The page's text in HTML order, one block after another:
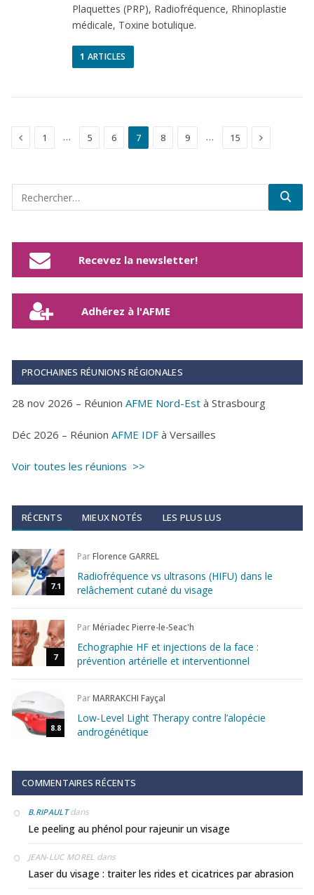
Plaquettes (PRP), Radiofréquence, Rhinoplastie
médicale, Toxine botulique.
1 ARTICLES
Précédent
1 … 5 6 7 8 9 … 15 Suivant
Recevez la newsletter!
Adhérez à l'AFME
PROCHAINES RÉUNIONS RÉGIONALES
28 nov 2026 – Réunion AFME Nord-Est à Strasbourg
Déc 2026 – Réunion AFME IDF à Versailles
Voir toutes les réunions >>
RÉCENTS MIEUX NOTÉS LES PLUS LUS
7.1
ParFlorence GARREL
Radiofréquence vs ultrasons (HIFU) dans le
relâchement cutané du visage
7
ParMériadec Pierre-le-Seac'h
Echographie HF et injections de la face :
prévention artérielle et interventionnel
8.8
ParMARRAKCHI Fayçal
Low-Level Light Therapy contre l’alopécie
androgénétique
COMMENTAIRES RÉCENTS
B.RIPAULTdans
Le peeling au phénol pour rajeunir un visage
JEAN-LUC MOREL dans
Laser du visage : traiter les rides et cicatrices par abrasion